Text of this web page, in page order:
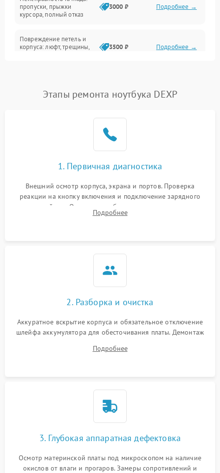
Сеть и интернет
пропуски, прыжки
курсора, полный отказ
3000 ₽ Подробнее →
Повреждение петель и
корпуса: люфт, трещины,
3500 ₽ Подробнее →
невозможность зарядки,
2500 ₽ Подробнее →
2000 ₽
Перегрев из‑за пыли,
неисправности кулера
Выход из строя SSD или
HDD: медленная загрузка,
2000 ₽
Проблемы Wi‑Fi или
2500 ₽
Этапы ремонта ноутбука DEXP
1. Первичная диагностика
Внешний осмотр корпуса, экрана и портов. Проверка
реакции на кнопку включения и подключение зарядного
устройства. Оценка потребления тока с помощью
лабораторного блока питания для локализации проблемы.
Подробнее
2. Разборка и очистка
Аккуратное вскрытие корпуса и обязательное отключение
шлейфа аккумулятора для обесточивания платы. Демонтаж
высохшей термопасты с кристаллов чипов.
Подробнее
3. Глубокая аппаратная дефектовка
Осмотр материнской платы под микроскопом на наличие
окислов от влаги и прогаров. Замеры сопротивлений и